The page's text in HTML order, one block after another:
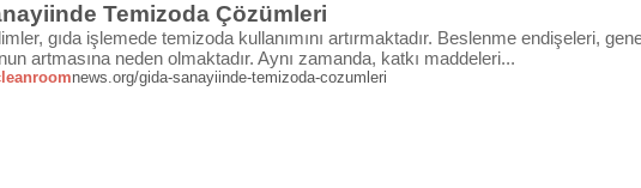
Temizoda Çözümleri
gıda işlemede temizoda kullanımını artırmaktadır. Beslenme endişeleri,
artmasına neden olmaktadır. Aynı zamanda, katkı maddeleri...
news.org/gida-sanayiinde-temizoda-cozumleri